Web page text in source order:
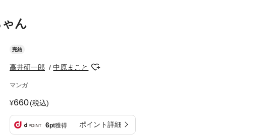
ん
完結
高井研一郎 中原まこと
マンガ
660(税込)
6pt獲得 ポイント詳細